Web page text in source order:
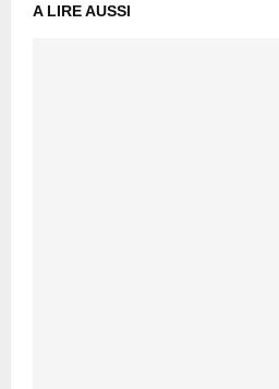
A LIRE AUSSI